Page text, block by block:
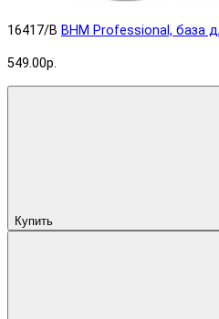
16417/B BHM Professional, база
549.00р.
Купить